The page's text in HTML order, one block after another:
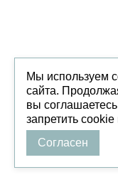
Мы используем
сайта.
вы
запретить
Согласен